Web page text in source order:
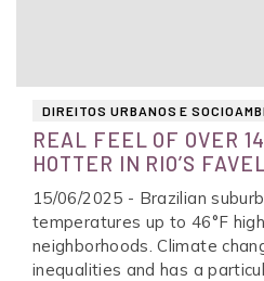
DIREITOS URBANOS E
REAL FEEL OF OVER
HOTTER IN RIO’S
15/06/2025 - Brazilian
temperatures up to 46°F
neighborhoods. Climate
inequalities and has a